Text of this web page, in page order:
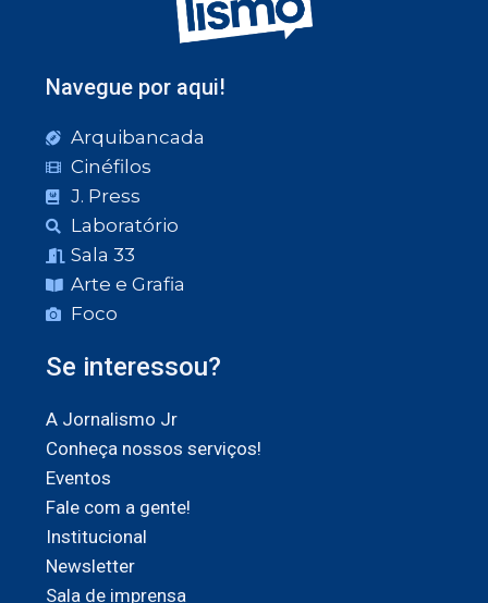
Navegue por aqui!
Arquibancada
Cinéfilos
J. Press
Laboratório
Sala 33
Arte e Grafia
Foco
Se interessou?
A Jornalismo Jr
Conheça nossos serviços!
Eventos
Fale com a gente!
Institucional
Newsletter
Sala de imprensa